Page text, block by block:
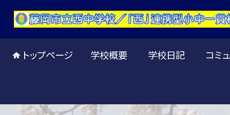
トップページ 学校概要 学校日記 コミ